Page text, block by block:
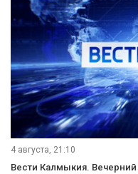
4 августа, 21:10
Вести Калмыкия. Вечерний